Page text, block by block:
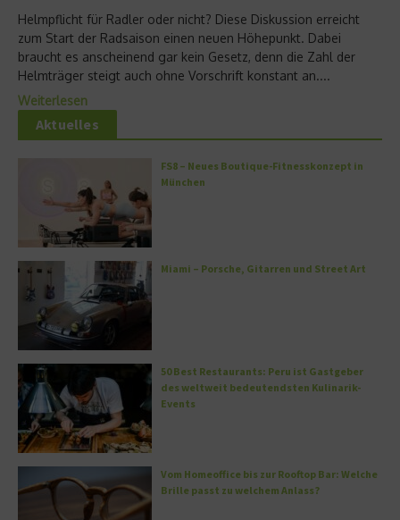
Helmpflicht für Radler oder nicht? Diese Diskussion erreicht
zum Start der Radsaison einen neuen Höhepunkt. Dabei
braucht es anscheinend gar kein Gesetz, denn die Zahl der
Helmträger steigt auch ohne Vorschrift konstant an....
Weiterlesen
Aktuelles
FS8 – Neues Boutique-Fitnesskonzept in
München
Miami – Porsche, Gitarren und Street Art
50 Best Restaurants: Peru ist Gastgeber
des weltweit bedeutendsten Kulinarik-
Events
Vom Homeoffice bis zur Rooftop Bar: Welche
Brille passt zu welchem Anlass?